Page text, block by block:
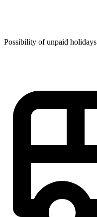
Possibility of unpaid holidays